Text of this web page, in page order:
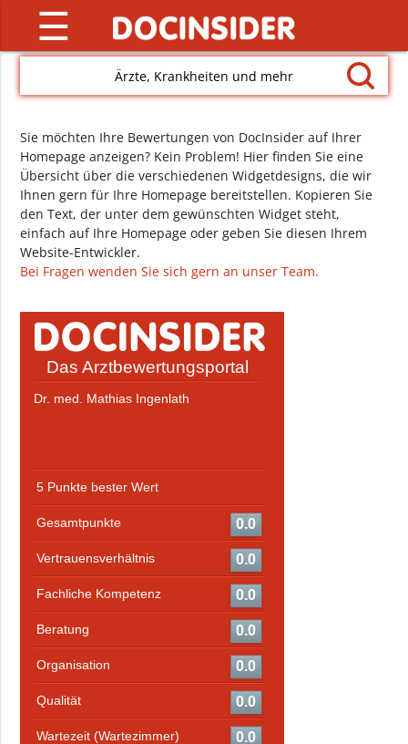
☰
Ärzte, Krankheiten und mehr
Sie möchten Ihre Bewertungen von DocInsider auf Ihrer
Homepage anzeigen? Kein Problem! Hier finden Sie eine
Übersicht über die verschiedenen Widgetdesigns, die wir
Ihnen gern für Ihre Homepage bereitstellen. Kopieren Sie
den Text, der unter dem gewünschten Widget steht,
einfach auf Ihre Homepage oder geben Sie diesen Ihrem
Website-Entwickler.
Bei Fragen wenden Sie sich gern an unser Team.